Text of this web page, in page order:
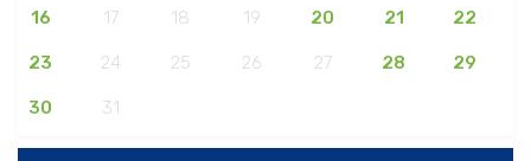
16 17 18 19 20 21 22
23 24 25 26 27 28 29
30 31